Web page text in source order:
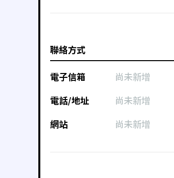
聯絡方式
電子信箱
尚未新增
電話/地址
尚未新增
網站
尚未新增